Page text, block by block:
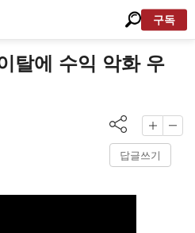
구독
탈에 수익 악화 우
답글쓰기